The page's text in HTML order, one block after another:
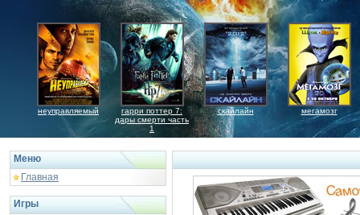
неуправляемый
гарри поттер 7:
дары смерти часть
1
скайлайн мегамозг
Меню
Главная
Игры